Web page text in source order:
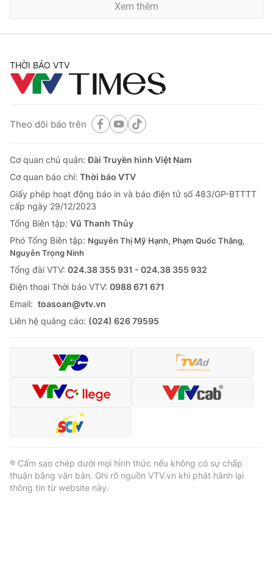
Xem thêm
THỜI BÁO VTV
Theo dõi báo trên
Cơ quan chủ quản:Đài Truyền hình Việt Nam
Cơ quan báo chí: Thời báo VTV
Giấy phép hoạt động báo in và báo điện tử số 483/GP-BTTTT
cấp ngày 29/12/2023
Tổng Biên tập: Vũ Thanh Thủy
Phó Tổng Biên tập: Nguyễn Thị Mỹ Hạnh, Phạm Quốc Thắng,
Nguyễn Trọng Ninh
Tổng đài VTV: 024.38 355 931 - 024.38 355 932
Ðiện thoại Thời báo VTV: 0988 671 671
Email: toasoan@vtv.vn
Liên hệ quảng cáo: (024) 626 79595
® Cấm sao chép dưới mọi hình thức nếu không có sự chấp
thuận bằng văn bản. Ghi rõ nguồn VTV.vn khi phát hành lại
thông tin từ website này.